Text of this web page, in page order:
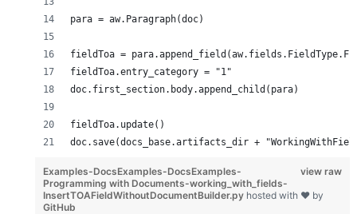
para = aw.Paragraph(doc)
fieldToa =
fieldToa.entry_category = "1"
doc.first_section.body.append_child(para)
fieldToa.update()
doc.save(docs_base.artifacts_dir +
view raw
Examples-DocsExamples-DocsExamples-
Programming with Documents-working_with_fields-
InsertTOAFieldWithoutDocumentBuilder.py hosted with ❤ by
GitHub